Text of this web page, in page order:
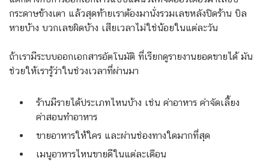
กระดาษข้างเตา แล้วสุดท้ายเราต้องมานั่งรวมเลขหลังปิดร้าน บิล
หายบ้าง บวกเลขผิดบ้าง เสียเวลาไม่ใช่น้อยในแต่ละวัน
ถ้าเรามีระบบออกเอกสารอัตโนมัติ ที่เรียกดูรายงานยอดขายได้ มัน
ช่วยให้เรารู้ว่าในช่วงเวลาที่ผ่านมา
ร้านมีรายได้ประเภทไหนบ้าง เช่น ค่าอาหาร ค่าจัดเลี้ยง
ค่าสอนทำอาหาร
ขายอาหารให้ใคร และผ่านช่องทางใดมากที่สุด
เมนูอาหารไหนขายดีในแต่ละเดือน